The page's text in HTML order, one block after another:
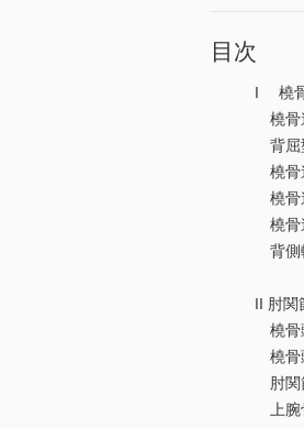
目次
I 橈骨
橈骨
背屈
橈骨
橈骨
橈骨
背側
II 肘関
橈骨
橈骨
肘関
上腕